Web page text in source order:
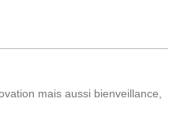
mais aussi bienveillance,